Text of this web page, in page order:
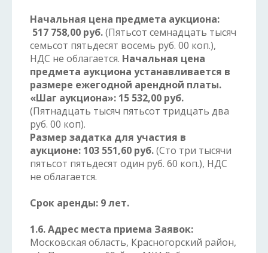
Начальная цена предмета аукциона:
517 758,00 руб.(Пятьсот семнадцать тысяч
семьсот пятьдесят восемь руб. 00 коп.),
НДС не облагается. Начальная цена
предмета аукциона устанавливается в
размере ежегодной арендной платы.
«Шаг аукциона»: 15 532,00 руб.
(Пятнадцать тысяч пятьсот тридцать два
руб. 00 коп).
Размер задатка для участия в
аукционе: 103 551,60 руб.(Сто три тысячи
пятьсот пятьдесят один руб. 60 коп.), НДС
не облагается.
Срок аренды: 9 лет.
1.6. Адрес места приема Заявок:
Московская область, Красногорский район,